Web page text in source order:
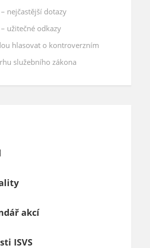
nejčastější dotazy
užitečné odkazy
hlasovat o kontroverzním
služebního zákona
akcí
ISVS